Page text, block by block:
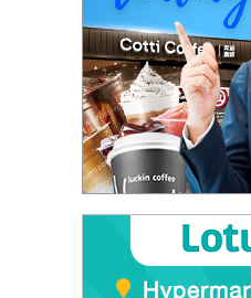
ปรึกษา
การ
ลงทุน
และ
ขยาย